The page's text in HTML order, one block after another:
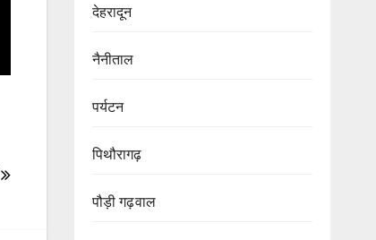
देहरादून
नैनीताल
पर्यटन
पिथौरागढ़
पौड़ी गढ़वाल